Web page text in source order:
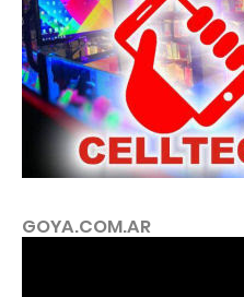
GOYA.COM.AR